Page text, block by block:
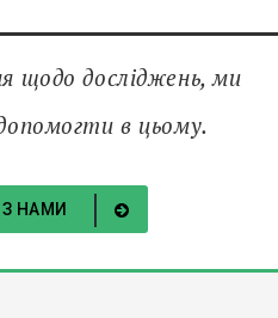
щодо досліджень, ми
в цьому.
НАМИ